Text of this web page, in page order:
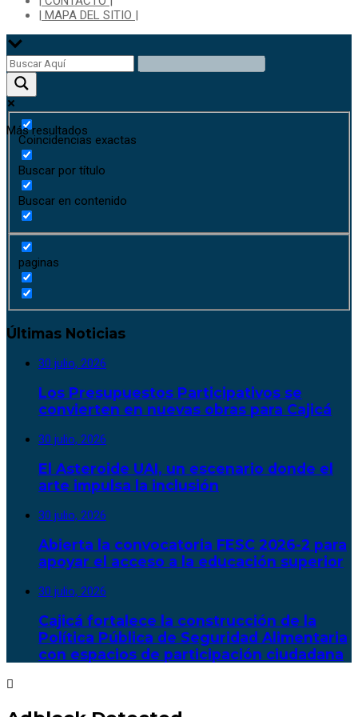
| MAPA DEL SITIO |
Más resultados
Coincidencias exactas
Buscar por título
Buscar en contenido
paginas
Últimas Noticias
30 julio, 2026
Los Presupuestos Participativos se
convierten en nuevas obras para Cajicá
30 julio, 2026
El Asteroide UAI, un escenario donde el
arte impulsa la inclusión
30 julio, 2026
Abierta la convocatoria FESC 2026-2 para
apoyar el acceso a la educación superior
30 julio, 2026
Cajicá fortalece la construcción de la
Política Pública de Seguridad Alimentaria
con espacios de participación ciudadana